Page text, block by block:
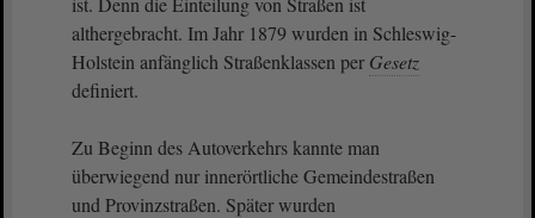
althergebracht. Im Jahr 1879 wurden in Schleswig-
Holstein anfänglich Straßenklassen per Gesetz
definiert.
Zu Beginn des Autoverkehrs kannte man
überwiegend nur innerörtliche Gemeindestraßen
und Provinzstraßen. Später wurden